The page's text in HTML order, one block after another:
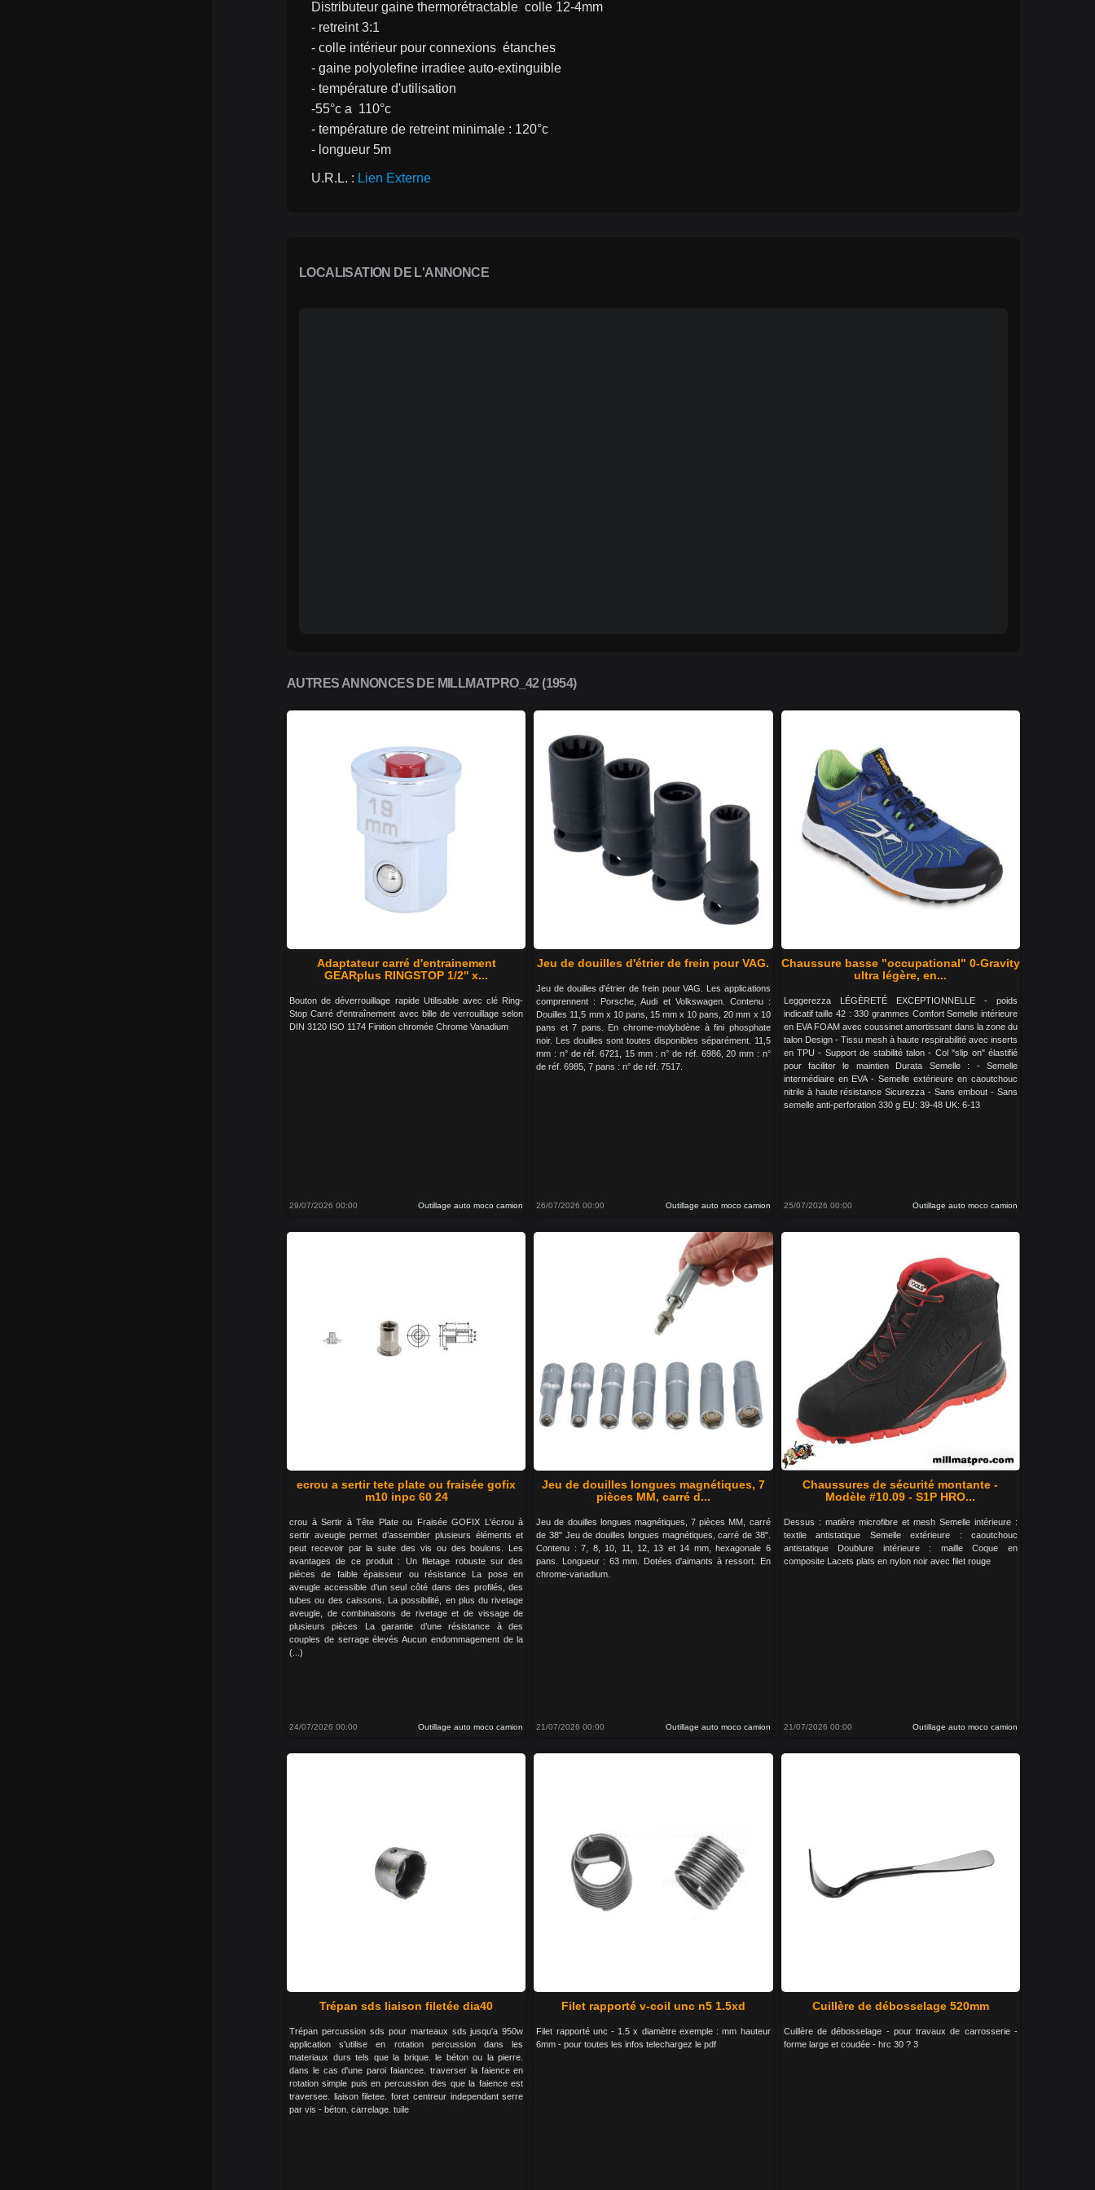
Distributeur gaine thermorétractable  colle 12-4mm
- retreint 3:1
- colle intérieur pour connexions  étanches
- gaine polyolefine irradiee auto-extinguible
- température d'utilisation
-55°c a  110°c
- température de retreint minimale : 120°c
- longueur 5m
U.R.L. : Lien Externe
LOCALISATION DE L'ANNONCE
AUTRES ANNONCES DE MILLMATPRO_42 (1954)
Adaptateur carré d'entrainement
GEARplus RINGSTOP 1/2'' x...
Bouton de déverrouillage rapide Utilisable avec clé Ring-
Stop Carré d'entraînement avec bille de verrouillage selon
DIN 3120 ISO 1174 Finition chromée Chrome Vanadium
29/07/2026 00:00 Outillage auto moco camion
Jeu de douilles d'étrier de frein pour VAG.
Jeu de douilles d'étrier de frein pour VAG. Les applications
comprennent : Porsche, Audi et Volkswagen. Contenu :
Douilles 11,5 mm x 10 pans, 15 mm x 10 pans, 20 mm x 10
pans et 7 pans. En chrome-molybdène à fini phosphate
noir. Les douilles sont toutes disponibles séparément. 11,5
mm : n° de réf. 6721, 15 mm : n° de réf. 6986, 20 mm : n°
de réf. 6985, 7 pans : n° de réf. 7517.
26/07/2026 00:00 Outillage auto moco camion
Chaussure basse "occupational" 0-Gravity
ultra légère, en...
Leggerezza LÉGÈRETÉ EXCEPTIONNELLE - poids
indicatif taille 42 : 330 grammes Comfort Semelle intérieure
en EVA FOAM avec coussinet amortissant dans la zone du
talon Design - Tissu mesh à haute respirabilité avec inserts
en TPU - Support de stabilité talon - Col "slip on" élastifié
pour faciliter le maintien Durata Semelle : - Semelle
intermédiaire en EVA - Semelle extérieure en caoutchouc
nitrile à haute résistance Sicurezza - Sans embout - Sans
semelle anti-perforation 330 g EU: 39-48 UK: 6-13
25/07/2026 00:00 Outillage auto moco camion
ecrou a sertir tete plate ou fraisée gofix
m10 inpc 60 24
crou à Sertir à Tête Plate ou Fraisée GOFIX L'écrou à
sertir aveugle permet d’assembler plusieurs éléments et
peut recevoir par la suite des vis ou des boulons. Les
avantages de ce produit : Un filetage robuste sur des
pièces de faible épaisseur ou résistance La pose en
aveugle accessible d’un seul côté dans des profilés, des
tubes ou des caissons. La possibilité, en plus du rivetage
aveugle, de combinaisons de rivetage et de vissage de
plusieurs pièces La garantie d’une résistance à des
couples de serrage élevés Aucun endommagement de la
(...)
24/07/2026 00:00 Outillage auto moco camion
Jeu de douilles longues magnétiques, 7
pièces MM, carré d...
Jeu de douilles longues magnétiques, 7 pièces MM, carré
de 38" Jeu de douilles longues magnétiques, carré de 38".
Contenu : 7, 8, 10, 11, 12, 13 et 14 mm, hexagonale 6
pans. Longueur : 63 mm. Dotées d'aimants à ressort. En
chrome-vanadium.
21/07/2026 00:00 Outillage auto moco camion
Chaussures de sécurité montante -
Modèle #10.09 - S1P HRO...
Dessus : matière microfibre et mesh Semelle intérieure :
textile antistatique Semelle extérieure : caoutchouc
antistatique Doublure intérieure : maille Coque en
composite Lacets plats en nylon noir avec filet rouge
21/07/2026 00:00 Outillage auto moco camion
Trépan sds liaison filetée dia40
Trépan percussion sds pour marteaux sds jusqu'a 950w
application s'utilise en rotation percussion dans les
materiaux durs tels que la brique. le béton ou la pierre.
dans le cas d'une paroi faiancee. traverser la faience en
rotation simple puis en percussion des que la faience est
traversee. liaison filetee. foret centreur independant serre
par vis - béton. carrelage. tuile
Filet rapporté v-coil unc n5 1.5xd
Filet rapporté unc - 1.5 x diamètre exemple : mm hauteur
6mm - pour toutes les infos telechargez le pdf
Cuillère de débosselage 520mm
Cuillère de débosselage - pour travaux de carrosserie -
forme large et coudée - hrc 30 ? 3